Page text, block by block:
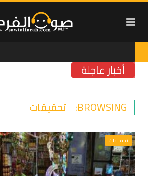
أخبار عاجلة
BROWSING: تحقيقات
تحقيقات